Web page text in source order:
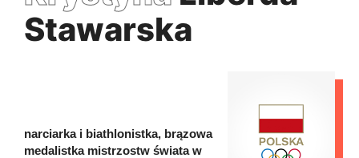
Stawarska
narciarka i biathlonistka, brązowa
medalistka mistrzostw świata w